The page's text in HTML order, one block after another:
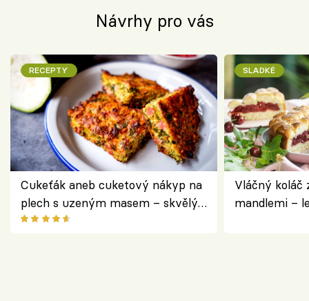
Návrhy pro vás
RECEPTY
Cukeťák aneb cuketový nákyp na
plech s uzeným masem – skvělý
způsob, jak zpracovat přerostlé
SLADKÉ
Vláčný koláč
mandlemi –